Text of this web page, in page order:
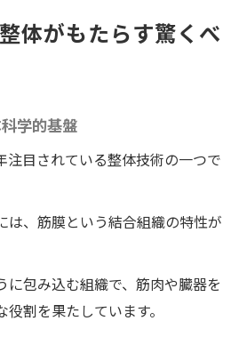
体がもたらす驚くべ
学的基盤
注目されている整体技術の一つで
は、筋膜という結合組織の特性が
に包み込む組織で、筋肉や臓器を
割を果たしています。